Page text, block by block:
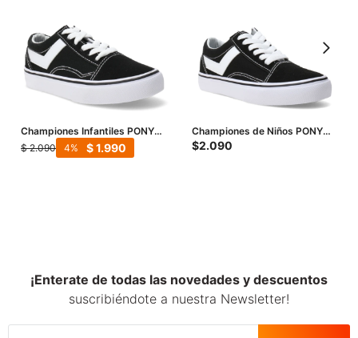
Championes Infantiles PONY
Old School KIDS Low - Negro
$ 2.090 $1.990
4
Championes de Niños PONY
Casual Lona Gamuza - Negro -
$2.090
¡Enterate de todas las novedades y descuentos
suscribiéndote a nuestra Newsletter!